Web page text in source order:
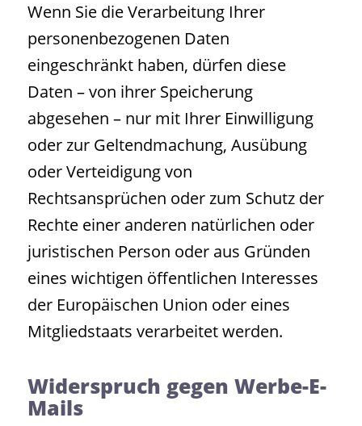
Wenn Sie die Verarbeitung Ihrer
personenbezogenen Daten
eingeschränkt haben, dürfen diese
Daten – von ihrer Speicherung
abgesehen – nur mit Ihrer Einwilligung
oder zur Geltendmachung, Ausübung
oder Verteidigung von
Rechtsansprüchen oder zum Schutz der
Rechte einer anderen natürlichen oder
juristischen Person oder aus Gründen
eines wichtigen öffentlichen Interesses
der Europäischen Union oder eines
Mitgliedstaats verarbeitet werden.
Widerspruch gegen Werbe-E-
Mails